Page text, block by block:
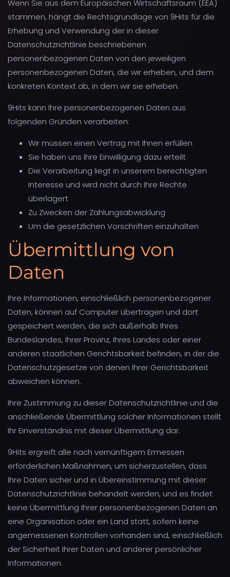
Wenn Sie aus dem Europäischen Wirtschaftsraum (EEA)
stammen, hängt die Rechtsgrundlage von 9Hits für die
Erhebung und Verwendung der in dieser
Datenschutzrichtlinie beschriebenen
personenbezogenen Daten von den jeweiligen
personenbezogenen Daten, die wir erheben, und dem
konkreten Kontext ab, in dem wir sie erheben.
9Hits kann Ihre personenbezogenen Daten aus
folgenden Gründen verarbeiten:
Wir müssen einen Vertrag mit Ihnen erfüllen
Sie haben uns Ihre Einwilligung dazu erteilt
Die Verarbeitung liegt in unserem berechtigten
Interesse und wird nicht durch Ihre Rechte
überlagert
Zu Zwecken der Zahlungsabwicklung
Um die gesetzlichen Vorschriften einzuhalten
Übermittlung von
Daten
Ihre Informationen, einschließlich personenbezogener
Daten, können auf Computer übertragen und dort
gespeichert werden, die sich außerhalb Ihres
Bundeslandes, Ihrer Provinz, Ihres Landes oder einer
anderen staatlichen Gerichtsbarkeit befinden, in der die
Datenschutzgesetze von denen Ihrer Gerichtsbarkeit
abweichen können.
Ihre Zustimmung zu dieser Datenschutzrichtlinie und die
anschließende Übermittlung solcher Informationen stellt
Ihr Einverständnis mit dieser Übermittlung dar.
9Hits ergreift alle nach vernünftigem Ermessen
erforderlichen Maßnahmen, um sicherzustellen, dass
Ihre Daten sicher und in Übereinstimmung mit dieser
Datenschutzrichtlinie behandelt werden, und es findet
keine Übermittlung Ihrer personenbezogenen Daten an
eine Organisation oder ein Land statt, sofern keine
angemessenen Kontrollen vorhanden sind, einschließlich
der Sicherheit Ihrer Daten und anderer persönlicher
Informationen.